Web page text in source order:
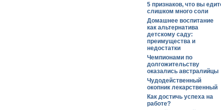
5 признаков, что вы
слишком много соли
Домашнее воспитание
как альтернатива
детскому саду:
преимущества и
недостатки
Чемпионами по
долгожительству
оказались австралийцы
Чудодейственный
окопник лекарственный
Как достичь успеха на
работе?